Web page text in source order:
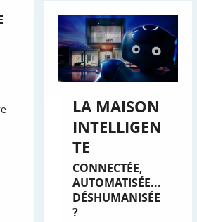
LA MAISON
INTELLIGEN
TE
CONNECTÉE,
AUTOMATISÉE...
DÉSHUMANISÉE
?